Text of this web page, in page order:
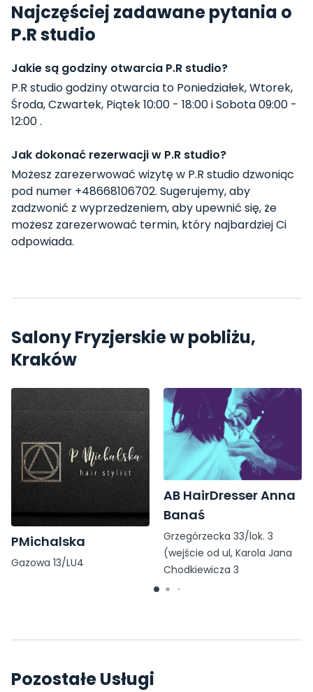
Najczęściej zadawane pytania o
P.R studio
Jakie są godziny otwarcia P.R studio?
P.R studio godziny otwarcia to Poniedziałek, Wtorek,
Środa, Czwartek, Piątek 10:00 - 18:00 i Sobota 09:00 -
12:00 .
Jak dokonać rezerwacji w P.R studio?
Możesz zarezerwować wizytę w P.R studio dzwoniąc
pod numer +48668106702. Sugerujemy, aby
zadzwonić z wyprzedzeniem, aby upewnić się, że
możesz zarezerwować termin, który najbardziej Ci
odpowiada.
Salony Fryzjerskie w pobliżu,
Kraków
PMichalska
Gazowa 13/LU4
AB HairDresser Anna
Banaś
Grzegórzecka 33/lok. 3
(wejście od ul, Karola Jana
Chodkiewicza 3
Pozostałe Usługi